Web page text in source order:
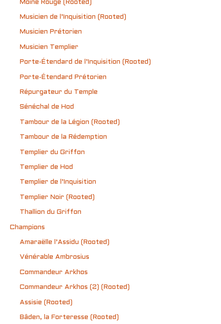
Moine Rouge (Rooted)
Musicien de l’Inquisition (Rooted)
Musicien Prétorien
Musicien Templier
Porte-Étendard de l’Inquisition (Rooted)
Porte-Étendard Prétorien
Répurgateur du Temple
Sénéchal de Hod
Tambour de la Légion (Rooted)
Tambour de la Rédemption
Templier du Griffon
Templier de Hod
Templier de l’Inquisition
Templier Noir (Rooted)
Thallion du Griffon
Champions
Amaraëlle l’Assidu (Rooted)
Vénérable Ambrosius
Commandeur Arkhos
Commandeur Arkhos (2) (Rooted)
Assisie (Rooted)
Bâden, la Forteresse (Rooted)